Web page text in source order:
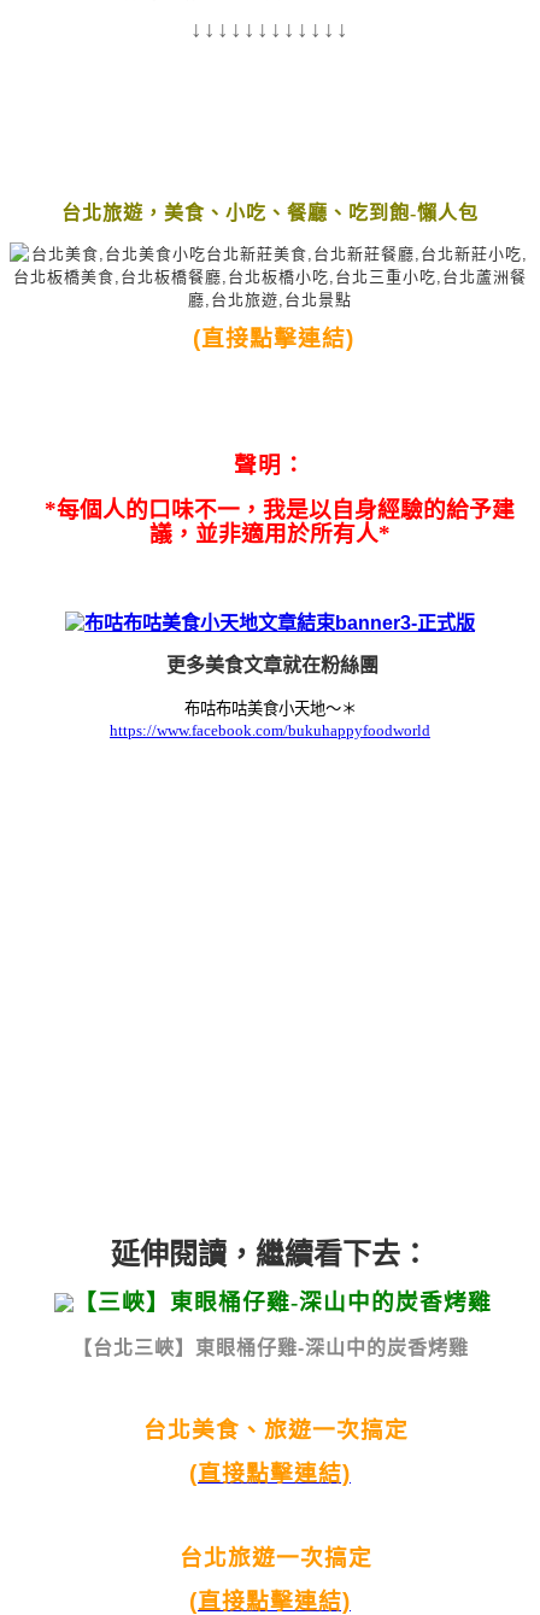
↓↓↓↓↓↓↓↓↓↓↓↓
台北旅遊，美食、小吃、餐廳、吃到飽-懶人包
(直接點擊連結)
聲明：
*每個人的口味不一，我是以自身經驗的給予建
議，並非適用於所有人*
更多美食文章就在粉絲團
布咕布咕美食小天地～＊
https://www.facebook.com/bukuhappyfoodworld
延伸閱讀，繼續看下去：
【台北三峽】東眼桶仔雞-深山中的炭香烤雞
台北美食、旅遊一次搞定
(直接點擊連結)
台北旅遊一次搞定
(直接點擊連結)